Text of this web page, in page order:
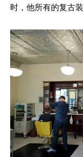
时，他所有的复古